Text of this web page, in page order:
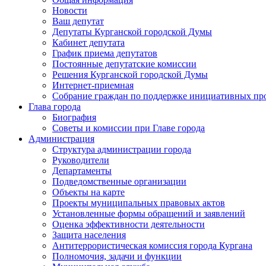
Новости
Ваш депутат
Депутаты Курганской городской Думы
Кабинет депутата
График приема депутатов
Постоянные депутатские комиссии
Решения Курганской городской Думы
Интернет-приемная
Собрание граждан по поддержке инициативных
Глава города
Биография
Советы и комиссии при Главе города
Администрация
Структура администрации города
Руководители
Департаменты
Подведомственные организации
Объекты на карте
Проекты муниципальных правовых актов
Установленные формы обращений и заявлений
Оценка эффективности деятельности
Защита населения
Антитеррористическая комиссия города Кургана
Полномочия, задачи и функции